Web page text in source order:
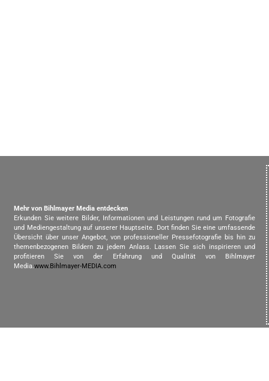
Mehr von Bihlmayer Media entdecken
Erkunden Sie weitere Bilder, Informationen und Leistungen rund um Fotografie
und Mediengestaltung auf unserer Hauptseite. Dort finden Sie eine umfassende
Übersicht über unser Angebot, von professioneller Pressefotografie bis hin zu
themenbezogenen Bildern zu jedem Anlass. Lassen Sie sich inspirieren und
profitieren Sie von der Erfahrung und Qualität von Bihlmayer
Media.www.Bihlmayer-MEDIA.com